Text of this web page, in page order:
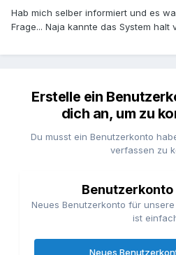
Hab mich selber informiert und es
Frage... Naja kannte das System halt
Erstelle ein
dich an, um zu
Du musst ein Benutzerkonto
verfassen zu
Neues Benutzerkonto für
ist
Neues